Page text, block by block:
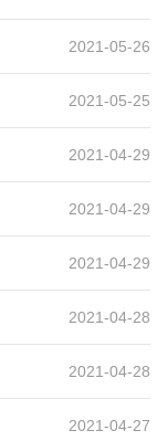
石料生产线
产能
2021-05-26
2021-05-25
2021-04-29
2021-04-29
2021-04-29
2021-04-28
2021-04-28
2021-04-27